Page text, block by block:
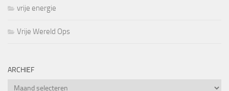
vrije energie
Vrije Wereld Ops
ARCHIEF
Archief